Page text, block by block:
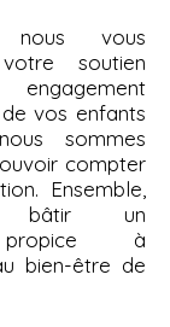
nous vous
soutien
engagement
vos enfants
sommes
compter
Ensemble,
bâtir un
propice à
bien-être de